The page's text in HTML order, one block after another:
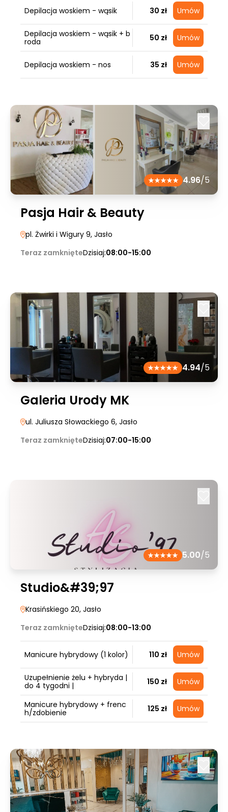
Depilacja woskiem - wąsik 30 zł Umów
Depilacja woskiem - wąsik + b
roda
50 zł Umów
Depilacja woskiem - nos 35 zł Umów
4.96/5
Pasja Hair & Beauty
pl. Żwirki i Wigury 9, Jasło
Teraz zamknięteDzisiaj:08:00-15:00
4.94/5
Galeria Urody MK
ul. Juliusza Słowackiego 6, Jasło
Teraz zamknięteDzisiaj:07:00-15:00
5.00/5
Studio&#39;97
Krasińskiego 20, Jasło
Teraz zamknięteDzisiaj:08:00-13:00
Manicure hybrydowy (1 kolor) 110 zł Umów
Uzupełnienie żelu + hybryda |
do 4 tygodni |
150 zł Umów
Manicure hybrydowy + frenc
h/zdobienie
125 zł Umów